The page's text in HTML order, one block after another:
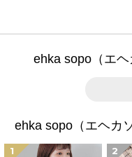
ehka sopo（エ
ehka sopo（エヘカ
1 2